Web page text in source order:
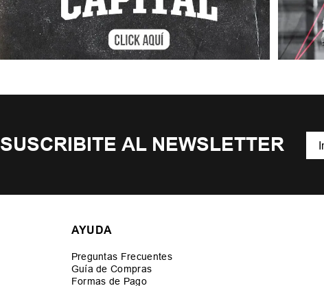
SUSCRIBITE AL NEWSLETTER
AYUDA
Preguntas Frecuentes
Guía de Compras
Formas de Pago